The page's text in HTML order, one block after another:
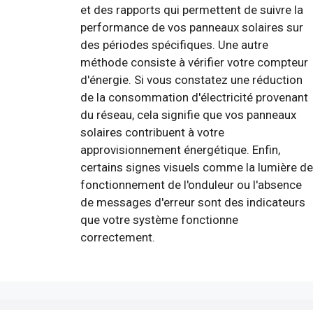
et des rapports qui permettent de suivre la
performance de vos panneaux solaires sur
des périodes spécifiques. Une autre
méthode consiste à vérifier votre compteur
d'énergie. Si vous constatez une réduction
de la consommation d'électricité provenant
du réseau, cela signifie que vos panneaux
solaires contribuent à votre
approvisionnement énergétique. Enfin,
certains signes visuels comme la lumière de
fonctionnement de l'onduleur ou l'absence
de messages d'erreur sont des indicateurs
que votre système fonctionne
correctement.